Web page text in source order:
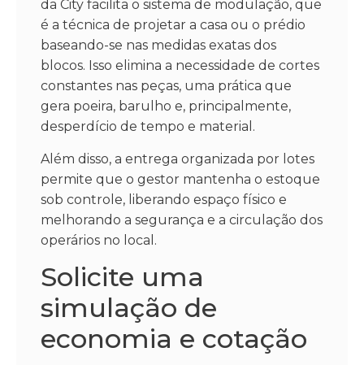
da City facilita o sistema de modulação, que
é a técnica de projetar a casa ou o prédio
baseando-se nas medidas exatas dos
blocos. Isso elimina a necessidade de cortes
constantes nas peças, uma prática que
gera poeira, barulho e, principalmente,
desperdício de tempo e material.
Além disso, a entrega organizada por lotes
permite que o gestor mantenha o estoque
sob controle, liberando espaço físico e
melhorando a segurança e a circulação dos
operários no local.
Solicite uma
simulação de
economia e cotação